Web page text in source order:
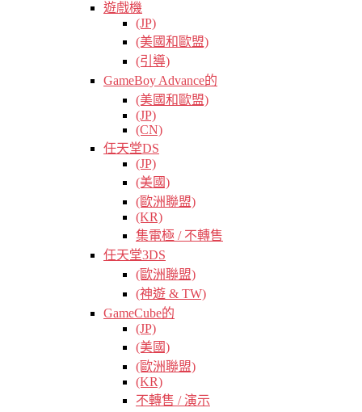
遊戲機
(JP)
(美國和歐盟)
(引導)
GameBoy Advance的
(美國和歐盟)
(JP)
(CN)
任天堂DS
(JP)
(美國)
(歐洲聯盟)
(KR)
集電極 / 不轉售
任天堂3DS
(歐洲聯盟)
(神遊 & TW)
GameCube的
(JP)
(美國)
(歐洲聯盟)
(KR)
不轉售 / 演示